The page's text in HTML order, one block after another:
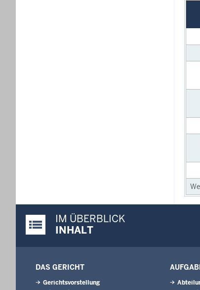
Justiz-Portal im Überblick:
IM ÜBERBLICK
INHALT
DAS GERICHT
Gerichtsvorstellung